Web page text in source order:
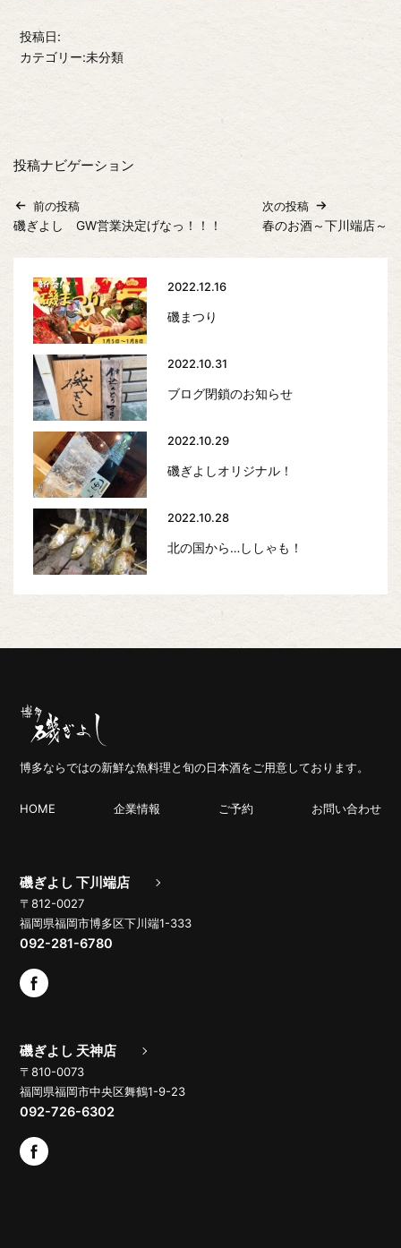
投稿日:
カテゴリー:未分類
投稿ナビゲーション
前の投稿
磯ぎよし GW営業決定げなっ！！！
次の投稿
春のお酒～下川端店～
2022.12.16
磯まつり
2022.10.31
ブログ閉鎖のお知らせ
2022.10.29
磯ぎよしオリジナル！
2022.10.28
北の国から…ししゃも！
博多ならではの新鮮な魚料理と旬の日本酒をご用意しております。
HOME 企業情報 ご予約 お問い合わせ
磯ぎよし 下川端店
〒812-0027
福岡県福岡市博多区下川端1-333
092-281-6780
磯ぎよし 天神店
〒810-0073
福岡県福岡市中央区舞鶴1-9-23
092-726-6302